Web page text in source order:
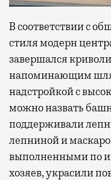
В соответствии с
стиля модерн
завершался
напоминающим
надстройкой с
можно назвать
поддерживали
лепниной и
выполненными по
хозяев, украсили